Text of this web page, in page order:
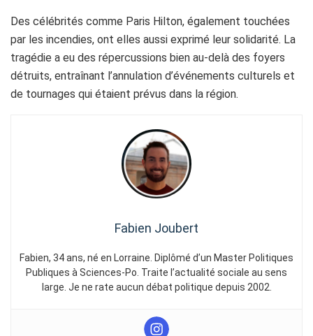
Des célébrités comme Paris Hilton, également touchées
par les incendies, ont elles aussi exprimé leur solidarité. La
tragédie a eu des répercussions bien au-delà des foyers
détruits, entraînant l’annulation d’événements culturels et
de tournages qui étaient prévus dans la région.
Fabien Joubert
Fabien, 34 ans, né en Lorraine. Diplômé d’un Master Politiques
Publiques à Sciences-Po. Traite l’actualité sociale au sens
large. Je ne rate aucun débat politique depuis 2002.